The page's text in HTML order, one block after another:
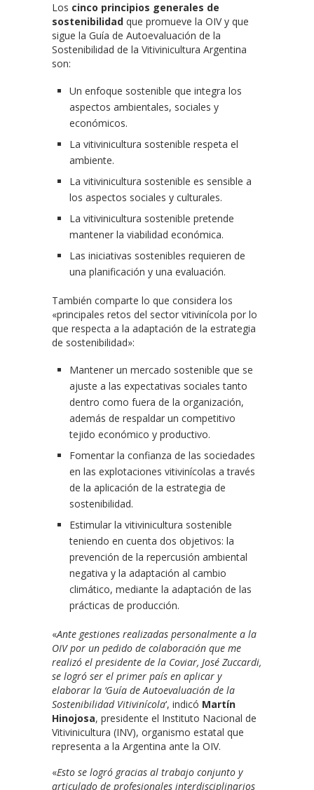
Los cinco principios generales de
sostenibilidad que promueve la OIV y que
sigue la Guía de Autoevaluación de la
Sostenibilidad de la Vitivinicultura Argentina
son:
Un enfoque sostenible que integra los
aspectos ambientales, sociales y
económicos.
La vitivinicultura sostenible respeta el
ambiente.
La vitivinicultura sostenible es sensible a
los aspectos sociales y culturales.
La vitivinicultura sostenible pretende
mantener la viabilidad económica.
Las iniciativas sostenibles requieren de
una planificación y una evaluación.
También comparte lo que considera los
«principales retos del sector vitivinícola por lo
que respecta a la adaptación de la estrategia
de sostenibilidad»:
Mantener un mercado sostenible que se
ajuste a las expectativas sociales tanto
dentro como fuera de la organización,
además de respaldar un competitivo
tejido económico y productivo.
Fomentar la confianza de las sociedades
en las explotaciones vitivinícolas a través
de la aplicación de la estrategia de
sostenibilidad.
Estimular la vitivinicultura sostenible
teniendo en cuenta dos objetivos: la
prevención de la repercusión ambiental
negativa y la adaptación al cambio
climático, mediante la adaptación de las
prácticas de producción.
«Ante gestiones realizadas personalmente a la
OIV por un pedido de colaboración que me
realizó el presidente de la Coviar, José Zuccardi,
se logró ser el primer país en aplicar y
elaborar la ‘Guía de Autoevaluación de la
Sostenibilidad Vitivinícola‘, indicó Martín
Hinojosa, presidente el Instituto Nacional de
Vitivinicultura (INV), organismo estatal que
representa a la Argentina ante la OIV.
«Esto se logró gracias al trabajo conjunto y
articulado de profesionales interdisciplinarios